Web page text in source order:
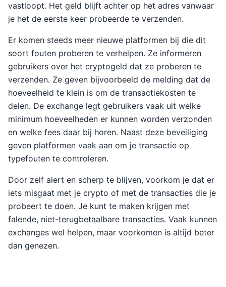
vastloopt. Het geld blijft achter op het adres vanwaar
je het de eerste keer probeerde te verzenden.
Er komen steeds meer nieuwe platformen bij die dit
soort fouten proberen te verhelpen. Ze informeren
gebruikers over het cryptogeld dat ze proberen te
verzenden. Ze geven bijvoorbeeld de melding dat de
hoeveelheid te klein is om de transactiekosten te
delen. De exchange legt gebruikers vaak uit welke
minimum hoeveelheden er kunnen worden verzonden
en welke fees daar bij horen. Naast deze beveiliging
geven platformen vaak aan om je transactie op
typefouten te controleren.
Door zelf alert en scherp te blijven, voorkom je dat er
iets misgaat met je crypto of met de transacties die je
probeert te doen. Je kunt te maken krijgen met
falende, niet-terugbetaalbare transacties. Vaak kunnen
exchanges wel helpen, maar voorkomen is altijd beter
dan genezen.